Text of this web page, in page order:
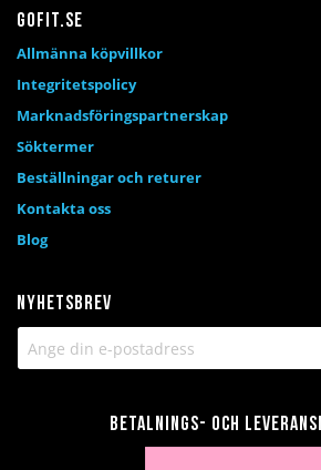
Nyhetsbrev
Betalnings- och
Gofit.se
Allmänna köpvillkor
Integritetspolicy
Marknadsföringspartnerskap
Söktermer
Beställningar och returer
Kontakta oss
Blog